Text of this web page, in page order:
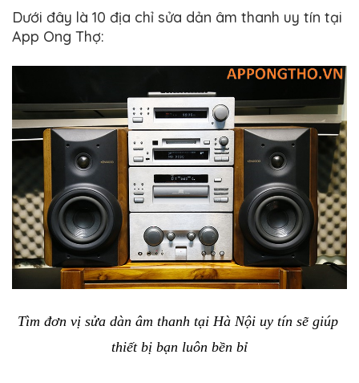
Dưới đây là 10 địa chỉ sửa dản âm thanh uy tín tại
App Ong Thợ:
Tìm đơn vị sửa dàn âm thanh tại Hà Nội uy tín sẽ giúp
thiết bị bạn luôn bền bỉ